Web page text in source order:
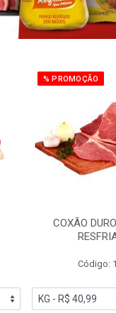
% PROMOÇÃO
COXÃO
Código: